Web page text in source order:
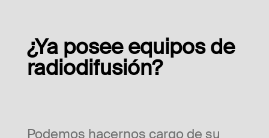
¿Ya posee equipos de
radiodifusión?
Podemos hacernos cargo de su